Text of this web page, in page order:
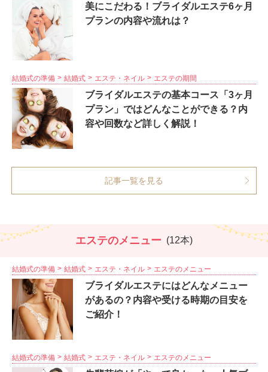
美にこだわる！ブライダルエステ6ヶ月
プランの内容や流れは？
結婚式の準備 結婚式 エステ・ネイル エステの期間
ブライダルエステの基本コース「3ヶ月
プラン」ではどんなことができる？内
容や回数など詳しく解説！
記事一覧を見る
エステのメニュー (12本)
結婚式の準備 結婚式 エステ・ネイル エステのメニュー
ブライダルエステにはどんなメニュー
があるの？内容や受ける時期の目安を
ご紹介！
結婚式の準備 結婚式 エステ・ネイル エステのメニュー